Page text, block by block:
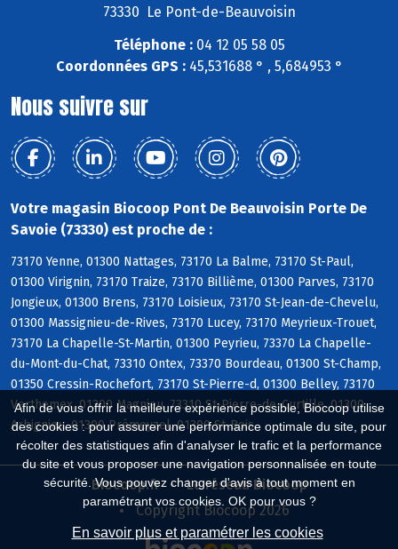
Afin de vous offrir la meilleure expérience possible, Biocoop utilise
des cookies : pour assurer une performance optimale du site, pour
récolter des statistiques afin d'analyser le trafic et la performance
du site et vous proposer une navigation personnalisée en toute
sécurité. Vous pouvez changer d'avis à tout moment en
paramétrant vos cookies. OK pour vous ?
En savoir plus et paramétrer les cookies
73330 Le Pont-de-Beauvoisin
Téléphone :04 12 05 58 05
Coordonnées GPS :45,531688 ° , 5,684953 °
Nous suivre sur
Votre magasin Biocoop Pont De Beauvoisin Porte De
Savoie (73330) est proche de :
73170 Yenne, 01300 Nattages, 73170 La Balme, 73170 St-Paul,
01300 Virignin, 73170 Traize, 73170 Billième, 01300 Parves, 73170
Jongieux, 01300 Brens, 73170 Loisieux, 73170 St-Jean-de-Chevelu,
01300 Massignieu-de-Rives, 73170 Lucey, 73170 Meyrieux-Trouet,
73170 La Chapelle-St-Martin, 01300 Peyrieu, 73370 La Chapelle-
du-Mont-du-Chat, 73310 Ontex, 73370 Bourdeau, 01300 St-Champ,
01350 Cressin-Rochefort, 73170 St-Pierre-d, 01300 Belley, 73170
Verthemex, 01300 Magnieu, 73310 St-Pierre-de-Curtille, 01300
Arbignieu, 01300 Prémeyzel, 01300 St-Bois
Biocoop.fr
Le réseau Biocoop
Copyright Biocoop 2026